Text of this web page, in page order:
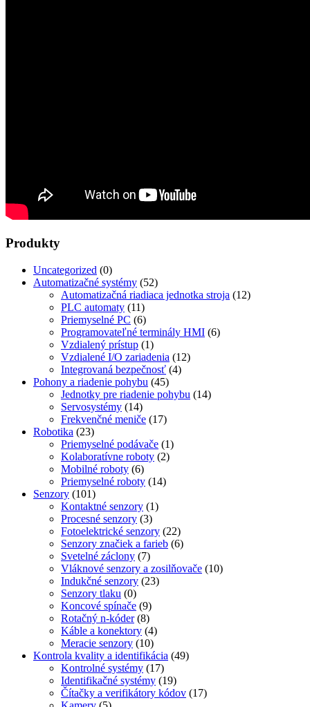
Produkty
Uncategorized (0)
Automatizačné systémy (52)
Automatizačná riadiaca jednotka stroja (12)
PLC automaty (11)
Priemyselné PC (6)
Programovateľné terminály HMI (6)
Vzdialený prístup (1)
Vzdialené I/O zariadenia (12)
Integrovaná bezpečnosť (4)
Pohony a riadenie pohybu (45)
Jednotky pre riadenie pohybu (14)
Servosystémy (14)
Frekvenčné meniče (17)
Robotika (23)
Priemyselné podávače (1)
Kolaboratívne roboty (2)
Mobilné roboty (6)
Priemyselné roboty (14)
Senzory (101)
Kontaktné senzory (1)
Procesné senzory (3)
Fotoelektrické senzory (22)
Senzory značiek a farieb (6)
Svetelné záclony (7)
Vláknové senzory a zosilňovače (10)
Indukčné senzory (23)
Senzory tlaku (0)
Koncové spínače (9)
Rotačný n-kóder (8)
Káble a konektory (4)
Meracie senzory (10)
Kontrola kvality a identifikácia (49)
Kontrolné systémy (17)
Identifikačné systémy (19)
Čítačky a verifikátory kódov (17)